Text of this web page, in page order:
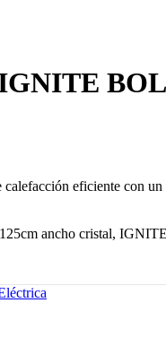
eficiente con
ancho cristal,